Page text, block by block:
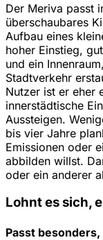
Der Meriva passt
überschaubares
Aufbau eines
hoher Einstieg,
und ein
Stadtverkehr
Nutzer ist er eher
innerstädtische
Aussteigen.
bis vier Jahre
Emissionen oder
abbilden willst.
oder ein anderer
Lohnt es sich,
Passt